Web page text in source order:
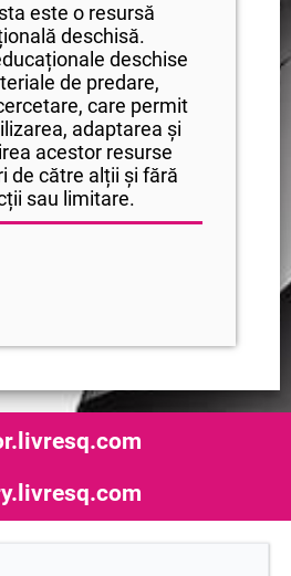
este o resursă
deschisă.
deschise
de predare,
care permit
adaptarea și
acestor resurse
de către alții și fără
sau limitare.